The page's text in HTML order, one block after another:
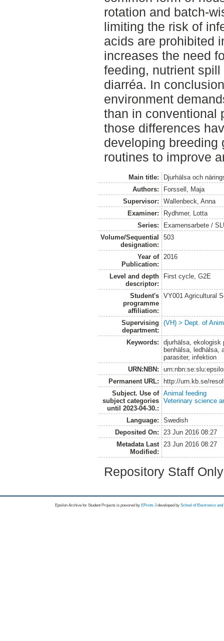
rotation and batch-
limiting the risk of
acids are prohibited
increases the need
feeding, nutrient
diarréa. In
environment
than in conventional
those differences
developing breeding
routines to improve
Main title:
Djurhälsa och
Authors:
Forssell, Maja
Supervisor:
Wallenbeck, Anna
Examiner:
Rydhmer, Lotta
Series:
Examensarbete /
Volume/Sequential
designation:
503
Year of
Publication:
2016
Level and depth
descriptor:
First cycle, G2E
Student's
programme
affiliation:
VY001 Agricultural
Supervising
department:
(VH) > Dept. of
Keywords:
djurhälsa, ekologisk
benhälsa, ledhälsa,
parasiter, infektion
URN:NBN:
Permanent URL:
http://urn.kb.se/
Subject. Use of
subject categories
until 2023-04-30.:
Animal feeding
Veterinary science
Language:
Swedish
Deposited On:
23 Jun 2016 08:27
Metadata Last
Modified:
23 Jun 2016 08:27
Repository Staff
Epsilon Archive for Student Projects is powored byEPrints 3 developed by School of Electronics